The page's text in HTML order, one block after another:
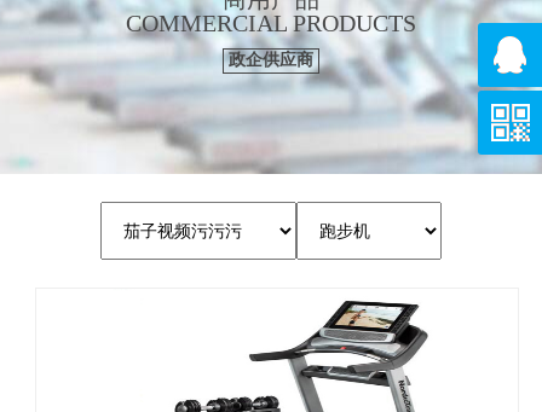
COMMERCIAL PRODUCTS
政企供应商